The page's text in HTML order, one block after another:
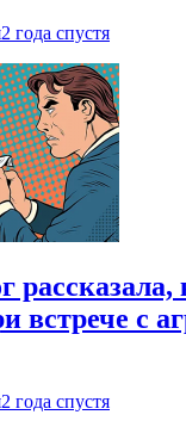
2 года спустя
рассказала,
встрече с
2 года спустя